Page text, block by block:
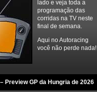
lado e veja toda a
programação das
corridas na TV neste
final de semana.
Aqui no Autoracing
você não perde nada!
Preview GP da Hungria de 2026